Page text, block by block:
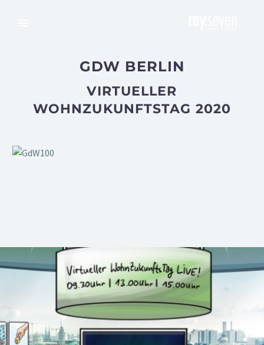
GDW BERLIN
VIRTUELLER
WOHNZUKUNFTSTAG 2020